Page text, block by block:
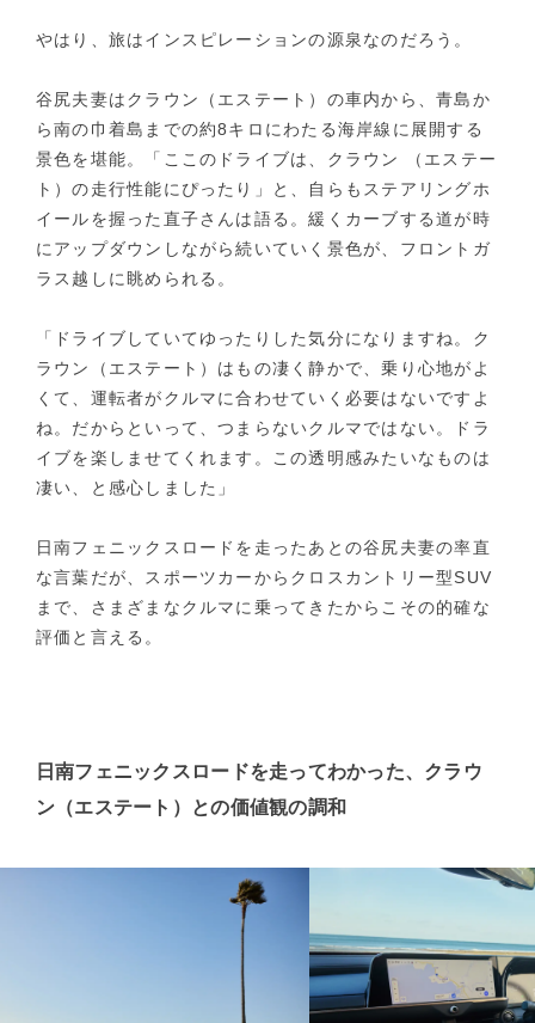
やはり、旅はインスピレーションの源泉なのだろう。
谷尻夫妻はクラウン（エステート）の車内から、青島か
ら南の巾着島までの約8キロにわたる海岸線に展開する
景色を堪能。「ここのドライブは、クラウン （エステー
ト）の走行性能にぴったり」と、自らもステアリングホ
イールを握った直子さんは語る。緩くカーブする道が時
にアップダウンしながら続いていく景色が、フロントガ
ラス越しに眺められる。
「ドライブしていてゆったりした気分になりますね。ク
ラウン（エステート）はもの凄く静かで、乗り心地がよ
くて、運転者がクルマに合わせていく必要はないですよ
ね。だからといって、つまらないクルマではない。ドラ
イブを楽しませてくれます。この透明感みたいなものは
凄い、と感心しました」
日南フェニックスロードを走ったあとの谷尻夫妻の率直
な言葉だが、スポーツカーからクロスカントリー型SUV
まで、さまざまなクルマに乗ってきたからこその的確な
評価と言える。
日南フェニックスロードを走ってわかった、クラウ
ン（エステート）との価値観の調和